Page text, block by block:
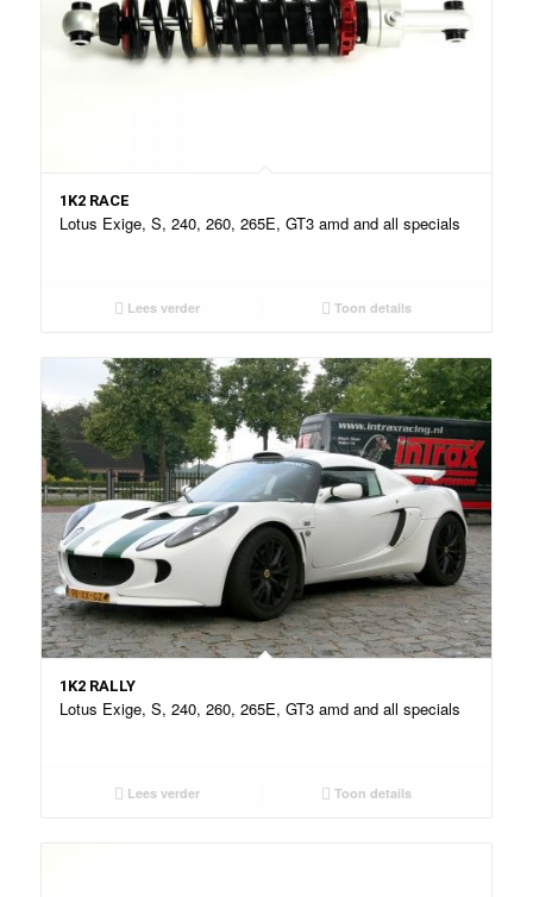
1K2 RACE
Lotus Exige, S, 240, 260, 265E, GT3 amd and all specials
Lees verder Toon details
1K2 RALLY
Lotus Exige, S, 240, 260, 265E, GT3 amd and all specials
Lees verder Toon details